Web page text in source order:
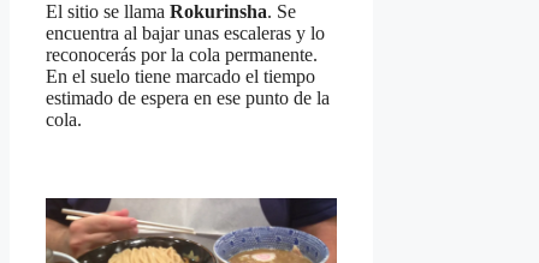
El sitio se llama Rokurinsha. Se
encuentra al bajar unas escaleras y lo
reconocerás por la cola permanente.
En el suelo tiene marcado el tiempo
estimado de espera en ese punto de la
cola.